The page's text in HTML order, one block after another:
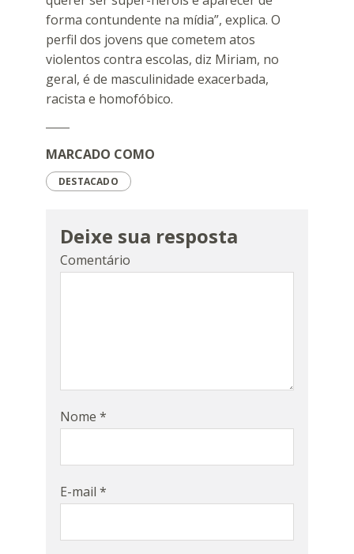
forma contundente na mídia”, explica. O
perfil dos jovens que cometem atos
violentos contra escolas, diz Miriam, no
geral, é de masculinidade exacerbada,
racista e homofóbico.
MARCADO COMO
DESTACADO
Deixe sua resposta
Comentário
Nome *
E-mail *